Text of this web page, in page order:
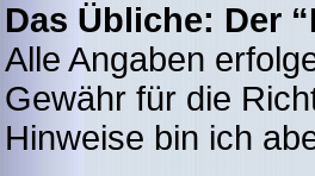
Das Übliche: Der
Alle Angaben
Gewähr für die
Hinweise bin ich